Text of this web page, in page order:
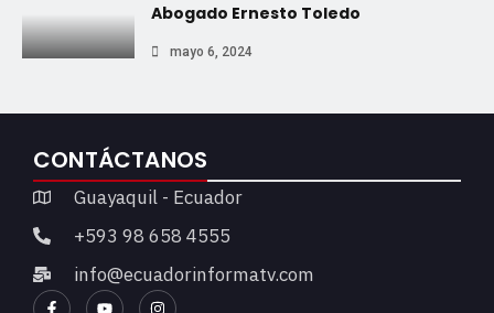
Abogado Ernesto Toledo
mayo 6, 2024
CONTÁCTANOS
Guayaquil - Ecuador
+593 98 658 4555
info@ecuadorinformatv.com